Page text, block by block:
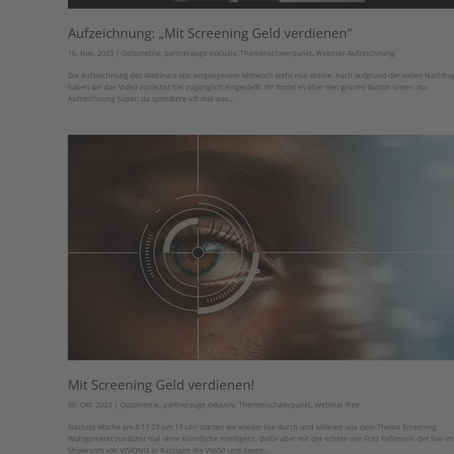
Aufzeichnung: „Mit Screening Geld verdienen“
16. Nov. 2023 | Optometrie, partnerauge exklusiv,Themenschwerpunkt,Webinar-Aufzeichnung
Die Aufzeichnung des Webinars von vergangenem Mittwoch steht nun online. Auch aufgrund der vielen
haben wir das Video zunächst frei zugänglich eingestellt. Ihr findet es über den grünen Button unten. zur
Aufzeichnung Super, da spendiere ich mal was...
Mit Screening Geld verdienen!
30. Okt. 2023 | Optometrie, partnerauge exklusiv,Themenschwerpunkt,Webinar-free
Nächste Woche am 8.11.23 um 19 Uhr starten wir wieder live durch und widmen uns dem Thema Screening.
Wohlgemerkt zunächst mal ohne Künstliche Intelligenz, dafür aber mit der echten von Fritz Paßmann, der live im
Showroom von VISIONIX in Ratingen die VX650 und deren...